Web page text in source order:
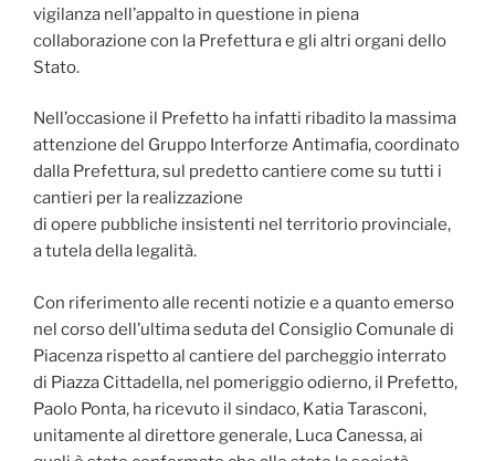
vigilanza nell’appalto in questione in piena
collaborazione con la Prefettura e gli altri organi dello
Stato.
Nell’occasione il Prefetto ha infatti ribadito la massima
attenzione del Gruppo Interforze Antimafia, coordinato
dalla Prefettura, sul predetto cantiere come su tutti i
cantieri per la realizzazione
di opere pubbliche insistenti nel territorio provinciale,
a tutela della legalità.
Con riferimento alle recenti notizie e a quanto emerso
nel corso dell’ultima seduta del Consiglio Comunale di
Piacenza rispetto al cantiere del parcheggio interrato
di Piazza Cittadella, nel pomeriggio odierno, il Prefetto,
Paolo Ponta, ha ricevuto il sindaco, Katia Tarasconi,
unitamente al direttore generale, Luca Canessa, ai